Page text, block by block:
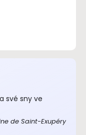
své sny ve
de Saint-Exupéry